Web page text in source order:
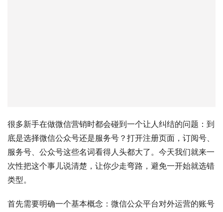
很多新手在做微信营销时都会碰到一个让人纠结的问题：到
底是选择微信公众号还是服务号？打开注册页面，订阅号、
服务号、公众号这些名词看得人头都大了。今天我们就来一
次性把这个事儿说清楚，让你少走弯路，避免一开始就选错
类型。
首先需要明确一个基本概念：微信公众平台对外运营的账号